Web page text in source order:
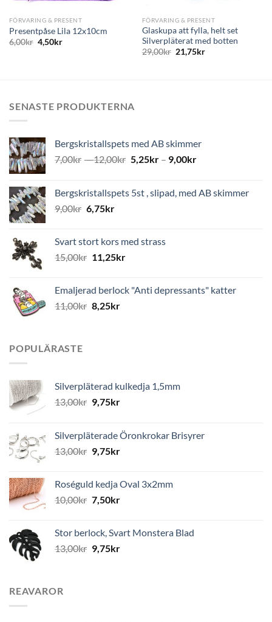
FÖRVARING & PRESENT
Presentpåse Lila 12x10cm
6,00kr 4,50kr
FÖRVARING & PRESENT
Glaskupa att fylla, helt set
Silverpläterat med botten
29,00kr 21,75kr
SENASTE PRODUKTERNA
Bergskristallspets med AB skimmer
7,00kr –12,00kr 5,25kr– 9,00kr
Bergskristallspets 5st , slipad, med AB skimmer
9,00kr 6,75kr
Svart stort kors med strass
15,00kr 11,25kr
Emaljerad berlock "Anti depressants" katter
11,00kr 8,25kr
POPULÄRASTE
Silverpläterad kulkedja 1,5mm
13,00kr 9,75kr
Silverpläterade Öronkrokar Brisyrer
13,00kr 9,75kr
Roséguld kedja Oval 3x2mm
10,00kr 7,50kr
Stor berlock, Svart Monstera Blad
13,00kr 9,75kr
REAVAROR